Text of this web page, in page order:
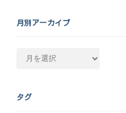
月別アーカイブ
カ
タグ